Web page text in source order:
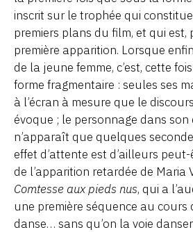
inscrit sur le trophée qui
premiers plans du film, et qui est,
première apparition. Lorsque
de la jeune femme, c’est, cette
forme fragmentaire : seules ses
à l’écran à mesure que le
évoque ; le personnage dans son
n’apparaît que quelques
effet d’attente est d’ailleurs
de l’apparition retardée de Maria
Comtesse aux pieds nus, qui a
une première séquence au
danse… sans qu’on la voie